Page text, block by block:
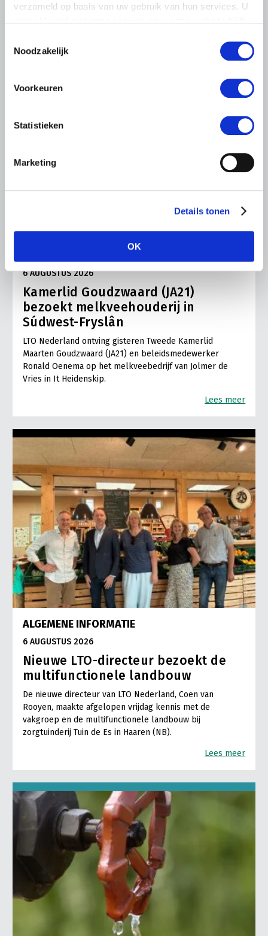
verzameld op basis van uw gebruik van hun services. U
Noodzakelijk
Voorkeuren
Statistieken
Marketing
Details tonen
OK
komen…
6 AUGUSTUS 2026
Kamerlid Goudzwaard (JA21)
bezoekt melkveehouderij in
Súdwest-Fryslân
LTO Nederland ontving gisteren Tweede Kamerlid
Maarten Goudzwaard (JA21) en beleidsmedewerker
Ronald Oenema op het melkveebedrijf van Jolmer de
Vries in It Heidenskip.
Lees meer
ALGEMENE INFORMATIE
6 AUGUSTUS 2026
Nieuwe LTO-directeur bezoekt de
multifunctionele landbouw
De nieuwe directeur van LTO Nederland, Coen van
Rooyen, maakte afgelopen vrijdag kennis met de
vakgroep en de multifunctionele landbouw bij
zorgtuinderij Tuin de Es in Haaren (NB).
Lees meer